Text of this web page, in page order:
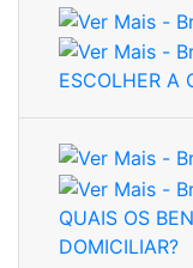
ESCOLHER A
QUAIS OS
DOMICILIAR?